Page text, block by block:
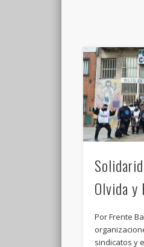
Olvida y
Por Frente
sindicatos y